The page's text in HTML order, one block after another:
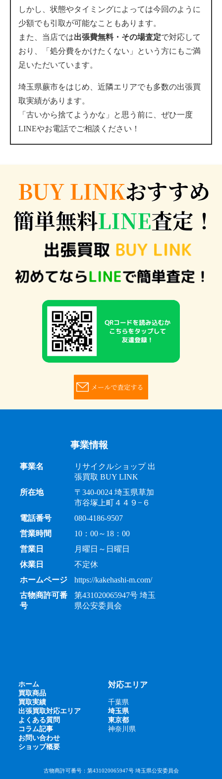
しかし、状態やタイミングによっては今回のように
少額でも引取が可能なこともあります。
また、当店では出張費無料・その場査定で対応して
おり、「処分費をかけたくない」という方にもご満
足いただいています。
埼玉県蕨市をはじめ、近隣エリアでも多数の出張買
取実績があります。
「古いから捨てようかな」と思う前に、ぜひ一度
LINEやお電話でご相談ください！
事業情報
事業名
リサイクルショップ 出
張買取 BUY LINK
所在地
〒340-0024 埼玉県草加
市谷塚上町４４９−６
電話番号
080-4186-9507
営業時間
10：00～18：00
営業日
月曜日～日曜日
休業日
不定休
ホームページ
https://kakehashi-m.com/
古物商許可番
号
第431020065947号 埼玉
県公安委員会
ホーム
買取商品
買取実績
出張買取対応エリア
よくある質問
コラム記事
お問い合わせ
ショップ概要
対応エリア
千葉県
埼玉県
東京都
神奈川県
古物商許可番号：第431020065947号 埼玉県公安委員会